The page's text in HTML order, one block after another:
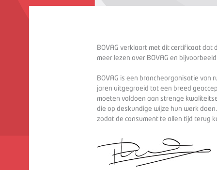
BOVAG verklaart met dit certificaat dat
meer lezen over BOVAG en
BOVAG is een brancheorganisatie van
jaren uitgegroeid tot een breed
moeten voldoen aan strenge
die op deskundige wijze hun werk
zodat de consument te allen tijd terug